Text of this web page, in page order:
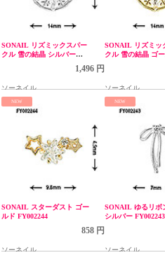
SONAIL リズミックスパー
クル 雪の結晶 シルバー
1,496 円
ソーネイル
SONAIL リズミッ
クル 雪の結晶 ゴ
ソーネイル
NEW
SONAIL スターダスト ゴー
ルド FY002244
858 円
ソーネイル
NEW
SONAIL ゆるリボ
シルバー FY002243
ソーネイル